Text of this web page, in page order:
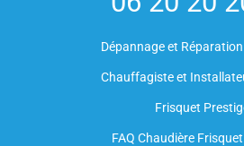
Dépannage et
Chauffagiste et
Frisquet
FAQ Chaudière